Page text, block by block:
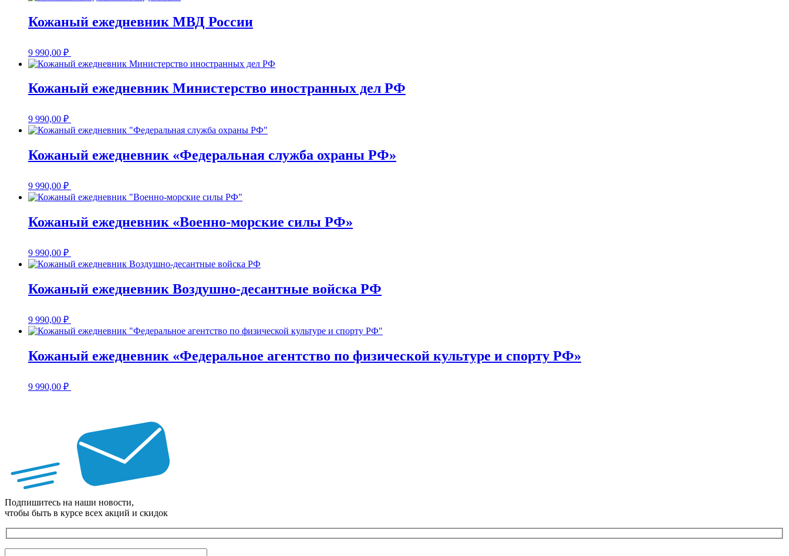
Кожаный ежедневник МВД России
9 990,00 ₽
Кожаный ежедневник Министерство иностранных дел РФ
9 990,00 ₽
Кожаный ежедневник «Федеральная служба охраны РФ»
9 990,00 ₽
Кожаный ежедневник «Военно-морские силы РФ»
9 990,00 ₽
Кожаный ежедневник Воздушно-десантные войска РФ
9 990,00 ₽
Кожаный ежедневник «Федеральное агентство по физической культуре и спорту РФ»
9 990,00 ₽
Подпишитесь на наши новости,
чтобы быть в курсе всех акций и скидок